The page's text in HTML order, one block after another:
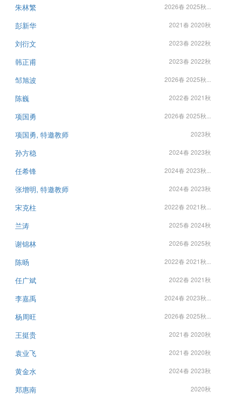
朱林繁 2026春 2025秋...
彭新华 2021春 2020秋
刘衍文 2023春 2022秋
韩正甫 2023春 2022秋
邹旭波 2026春 2025秋...
陈巍 2022春 2021秋
项国勇 2026春 2025秋...
项国勇, 特邀教师 2023秋
孙方稳 2024春 2023秋
任希锋 2024春 2023秋...
张增明, 特邀教师 2024春 2023秋
宋克柱 2022春 2021秋...
兰涛 2025春 2024秋
谢锦林 2026春 2025秋
陈旸 2022春 2021秋...
任广斌 2022春 2021秋
李嘉禹 2024春 2023秋...
杨周旺 2026春 2025秋...
王挺贵 2021春 2020秋
袁业飞 2021春 2020秋
黄金水 2024春 2023秋
郑惠南 2020秋